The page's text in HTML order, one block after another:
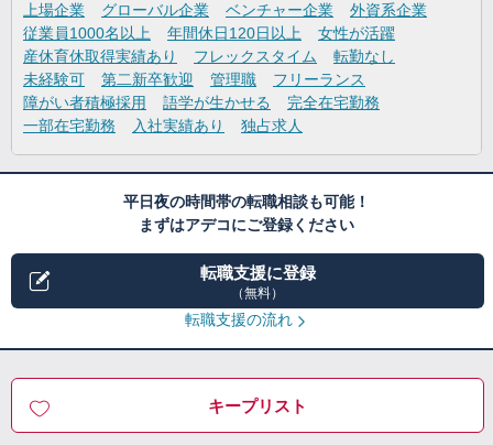
上場企業 グローバル企業 ベンチャー企業
外資系企業
従業員1000名以上
年間休日120日以上
女性が活躍
産休育休取得実績あり
フレックスタイム
転勤なし
未経験可
第二新卒歓迎 管理職
フリーランス
障がい者積極採用
語学が生かせる
完全在宅勤務
一部在宅勤務
入社実績あり 独占求人
平日夜の時間帯の転職相談も可能！
まずはアデコにご登録ください
転職支援に登録
（無料）
転職支援の流れ
キープリスト